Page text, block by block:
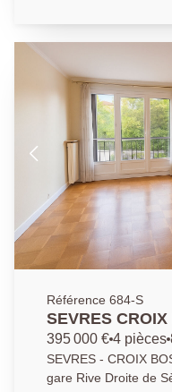
séparés, dressing et
cave. Possibilité
voitures en sus.
Référence 684-S
SEVRES
APPARTEMENT
395 000 € 4 pièces
SEVRES - CROIX
gare Rive Droite de